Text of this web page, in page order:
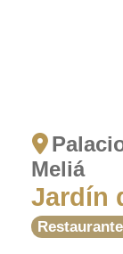
Meliá
Jardín